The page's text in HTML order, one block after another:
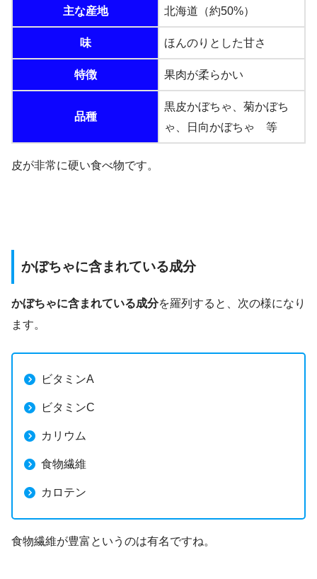
主な産地 北海道（約50%）
味 ほんのりとした甘さ
特徴 果肉が柔らかい
品種
黒皮かぼちゃ、菊かぼち
ゃ、日向かぼちゃ 等
皮が非常に硬い食べ物です。
かぼちゃに含まれている成分
かぼちゃに含まれている成分を羅列すると、次の様になり
ます。
ビタミンA
ビタミンC
カリウム
食物繊維
カロテン
食物繊維が豊富というのは有名ですね。